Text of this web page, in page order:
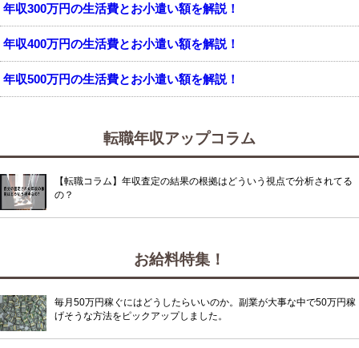
年収300万円の生活費とお小遣い額を解説！
年収400万円の生活費とお小遣い額を解説！
年収500万円の生活費とお小遣い額を解説！
転職年収アップコラム
【転職コラム】年収査定の結果の根拠はどういう視点で分析されてる
の？
お給料特集！
毎月50万円稼ぐにはどうしたらいいのか。副業が大事な中で50万円稼
げそうな方法をピックアップしました。